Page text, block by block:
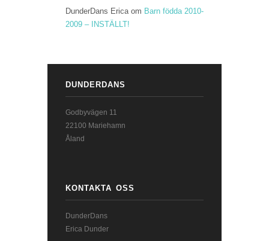
DunderDans Ericaom Barn födda 2010-
2009 – INSTÄLLT!
DUNDERDANS
Godbyvägen 11
22100 Mariehamn
Åland
KONTAKTA OSS
DunderDans
Erica Dunder